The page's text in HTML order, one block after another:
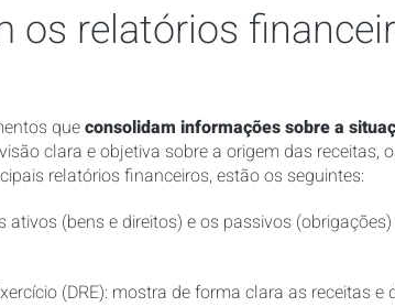
os relatórios
queconsolidam informações sobre a
clara e objetiva sobre a origem das receitas,
relatórios financeiros, estão os seguintes:
(bens e direitos) e os passivos
(DRE): mostra de forma clara as receitas